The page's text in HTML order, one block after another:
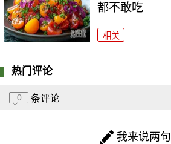
都不敢吃
相关
热门评论
0 条评论
我来说两句